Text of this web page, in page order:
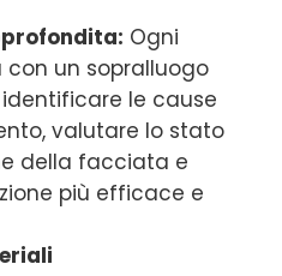
Ogni
con un sopralluogo
le cause
valutare lo stato
della facciata e
più efficace e